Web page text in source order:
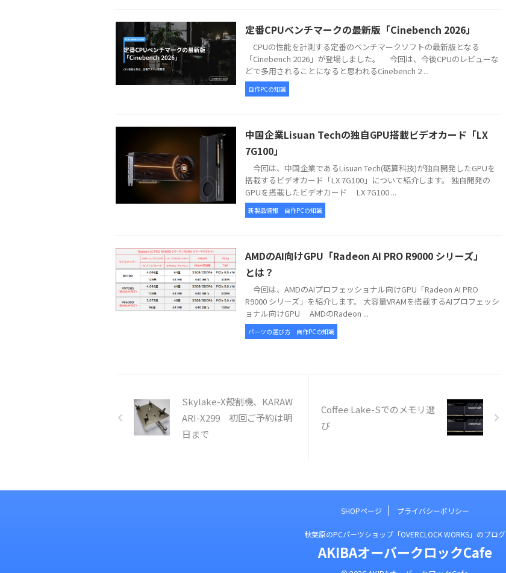
定番CPUベンチマークの最新版「Cinebench 2026」
CPUの性能を計測する定番のベンチマークソフトの最新版となる
「Cinebench 2026」が登場しました。 今回は、今後CPUのレビューな
どで多用されることになると思われるCinebench 2 ...
自作PCの知識
中国企業Lisuan Techの独自GPU搭載ビデオカード「LX
7G100」
今回は、中国企業であるLisuan Tech(砺算科技)が独自開発したGPUを
搭載するビデオカード「LX 7G100」について紹介します。 独自開発の
GPUを搭載したビデオカード LX 7G100 ...
新製品情報 自作PCの知識
AMDのAI向けGPU「Radeon AI PRO R9000 シリーズ」
とは？
今回は、AMDのAIプロフェッショナル向けGPU「Radeon AI PRO
R9000 シリーズ」を紹介します。 大容量VRAMを搭載するAIプロフェッシ
ョナル向けGPU AMDのRadeon ...
パーツの選び方 自作PCの知識
Skylake-X殻割機、KARAW
ARI-X299 初回ご予約は明
日まで
Coffee Lake-Sでのメモリ選
び
SHOPページ プライバシーポリシー
秋葉原のPCパーツショップ「OVERCLOCK WORKS」のブログ
AKIBAオーバークロックCafe